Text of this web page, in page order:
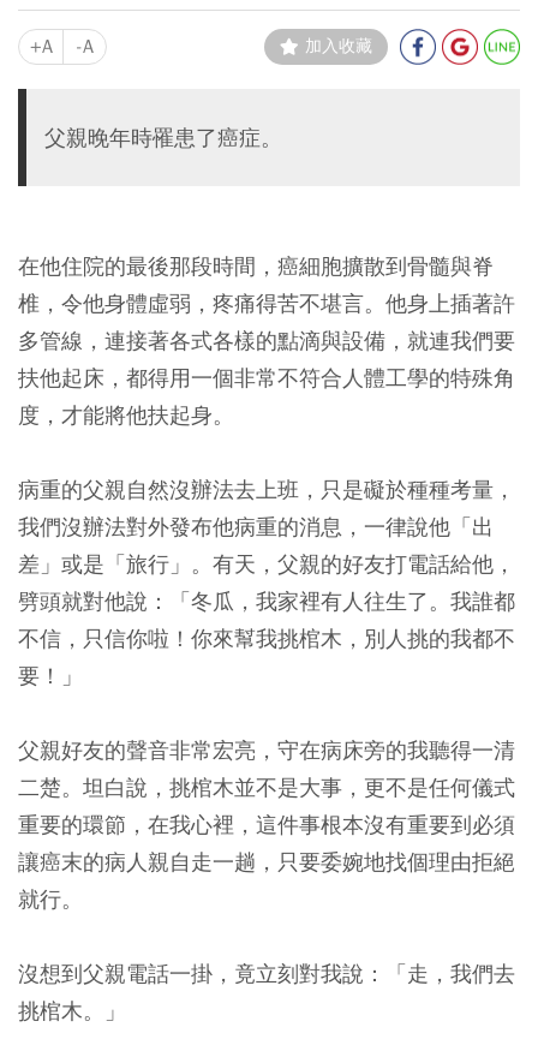
+A -A 加入收藏
父親晚年時罹患了癌症。
在他住院的最後那段時間，癌細胞擴散到骨髓與脊
椎，令他身體虛弱，疼痛得苦不堪言。他身上插著許
多管線，連接著各式各樣的點滴與設備，就連我們要
扶他起床，都得用一個非常不符合人體工學的特殊角
度，才能將他扶起身。
病重的父親自然沒辦法去上班，只是礙於種種考量，
我們沒辦法對外發布他病重的消息，一律說他「出
差」或是「旅行」。有天，父親的好友打電話給他，
劈頭就對他說：「冬瓜，我家裡有人往生了。我誰都
不信，只信你啦！你來幫我挑棺木，別人挑的我都不
要！」
父親好友的聲音非常宏亮，守在病床旁的我聽得一清
二楚。坦白說，挑棺木並不是大事，更不是任何儀式
重要的環節，在我心裡，這件事根本沒有重要到必須
讓癌末的病人親自走一趟，只要委婉地找個理由拒絕
就行。
沒想到父親電話一掛，竟立刻對我說：「走，我們去
挑棺木。」